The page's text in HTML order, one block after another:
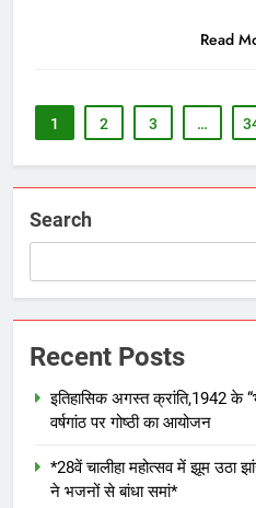
Read
1 2 3 …
Search
Recent Posts
इतिहासिक अगस्त क्रांति,1942 के
वर्षगांठ पर गोष्ठी का आयोजन
*28वें चालीहा महोत्सव में झूम उठा
ने भजनों से बांधा समां*